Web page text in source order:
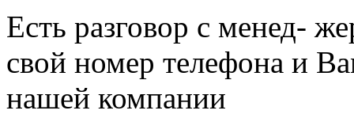
Есть разговор с менед-
свой номер телефона и
нашей компании